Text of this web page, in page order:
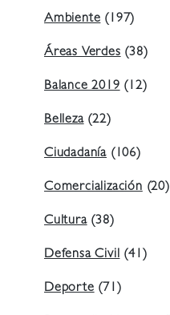
Ambiente(197)
Áreas Verdes(38)
Balance 2019(12)
Belleza(22)
Ciudadanía (106)
Comercialización(20)
Cultura(38)
Defensa Civil(41)
Deporte(71)